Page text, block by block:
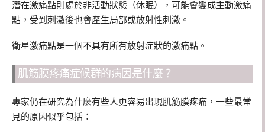
潛在激痛點則處於非活動狀態（休眠），可能會變成主動激痛
點，受到刺激後也會產生局部或放射性刺激。
衛星激痛點是一個不具有所有放射症狀的激痛點。
肌筋膜疼痛症候群的病因是什麼？
專家仍在研究為什麼有些人更容易出現肌筋膜疼痛，一些最常
見的原因似乎包括：